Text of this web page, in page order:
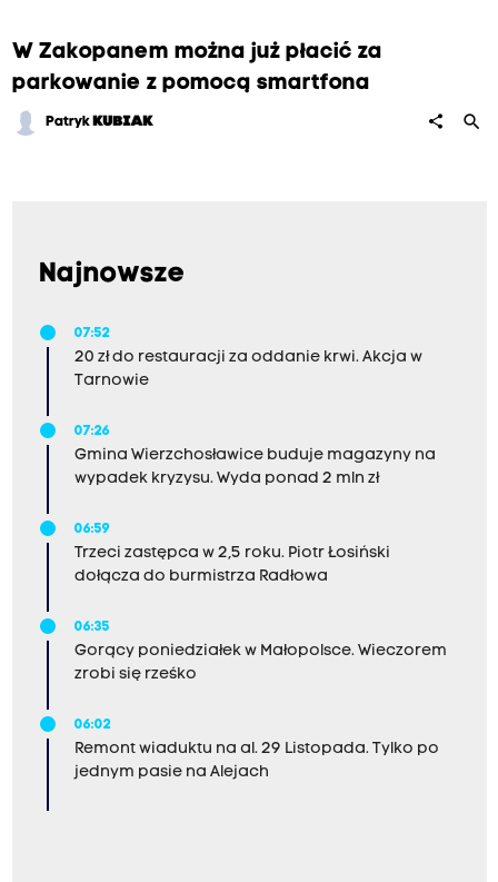
W Zakopanem można już płacić za
parkowanie z pomocą smartfona
Patryk KUBIAK share search
Najnowsze
07:52
20 zł do restauracji za oddanie krwi. Akcja w
Tarnowie
07:26
Gmina Wierzchosławice buduje magazyny na
wypadek kryzysu. Wyda ponad 2 mln zł
06:59
Trzeci zastępca w 2,5 roku. Piotr Łosiński
dołącza do burmistrza Radłowa
06:35
Gorący poniedziałek w Małopolsce. Wieczorem
zrobi się rześko
06:02
Remont wiaduktu na al. 29 Listopada. Tylko po
jednym pasie na Alejach